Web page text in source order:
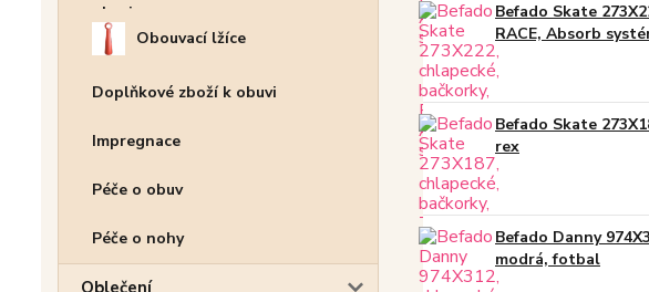
Obouvací lžíce
Doplňkové zboží k obuvi
Impregnace
Péče o obuv
Péče o nohy
Oblečení
Befado Skate
RACE, Absorb
Befado Skate
rex
Befado Danny
modrá, fotbal